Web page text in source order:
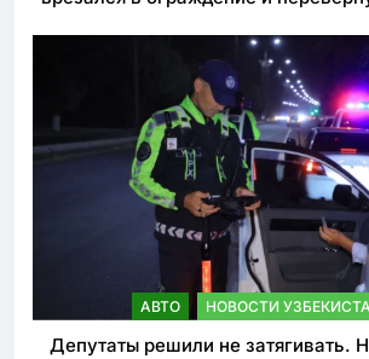
АВТО НОВОСТИ
Депутаты решили не затягивать.